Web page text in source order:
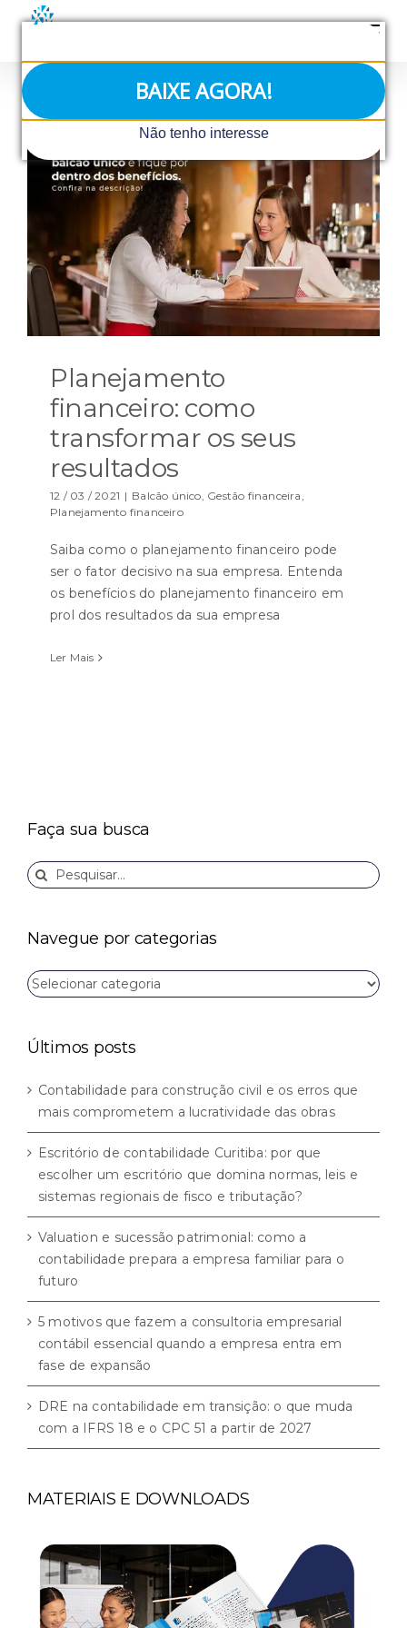
BAIXE AGORA!
Não tenho interesse
conteúdo
Planejamento
financeiro: como
transformar os seus
resultados
12 / 03 / 2021 | Balcão único, Gestão financeira,
Planejamento financeiro
Saiba como o planejamento financeiro pode
ser o fator decisivo na sua empresa. Entenda
os benefícios do planejamento financeiro em
prol dos resultados da sua empresa
Ler Mais
Faça sua busca
Buscar
resultados
Navegue por categorias
Navegue
por
Últimos posts
Contabilidade para construção civil e os erros que
mais comprometem a lucratividade das obras
Escritório de contabilidade Curitiba: por que
escolher um escritório que domina normas, leis e
sistemas regionais de fisco e tributação?
Valuation e sucessão patrimonial: como a
contabilidade prepara a empresa familiar para o
futuro
5 motivos que fazem a consultoria empresarial
contábil essencial quando a empresa entra em
fase de expansão
DRE na contabilidade em transição: o que muda
com a IFRS 18 e o CPC 51 a partir de 2027
MATERIAIS E DOWNLOADS